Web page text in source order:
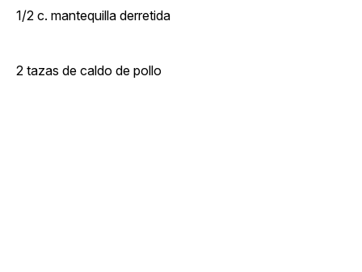
1/2 c. mantequilla derretida
2 tazas de caldo de pollo